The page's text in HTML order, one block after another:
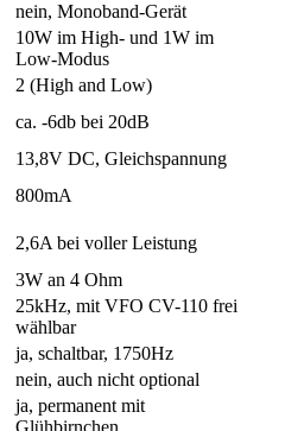
nein, Monoband-Gerät
10W im High- und 1W im
Low-Modus
2 (High and Low)
ca. -6db bei 20dB
13,8V DC, Gleichspannung
800mA
2,6A bei voller Leistung
3W an 4 Ohm
25kHz, mit VFO CV-110 frei
wählbar
ja, schaltbar, 1750Hz
nein, auch nicht optional
ja, permanent mit